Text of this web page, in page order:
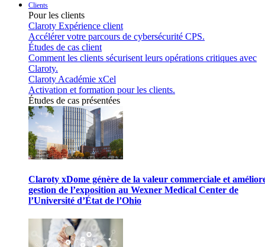
Clients
Pour les clients
Claroty Expérience client
Accélérer votre parcours de cybersécurité CPS.
Études de cas client
Comment les clients sécurisent leurs opérations critiques avec
Claroty.
Claroty Académie xCel
Activation et formation pour les clients.
Études de cas présentées
Claroty xDome génère de la valeur commerciale et
gestion de l’exposition au Wexner Medical Center de
l’Université d’État de l’Ohio